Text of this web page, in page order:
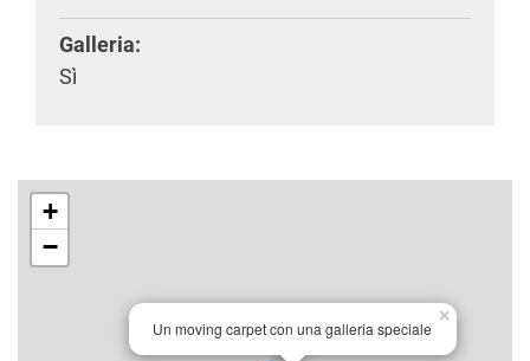
Galleria:
Sì
Un moving carpet con una galleria speciale
×
+
−